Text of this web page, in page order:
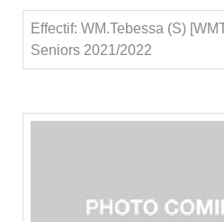
Effectif: WM.Tebessa (S)
Seniors 2021/2022